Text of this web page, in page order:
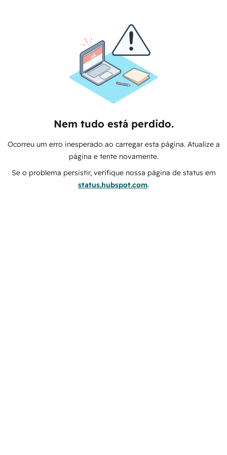
Nem tudo está perdido.
Ocorreu um erro inesperado ao carregar esta página. Atualize a
página e tente novamente.
Se o problema persistir, verifique nossa página de status em
status.hubspot.com.